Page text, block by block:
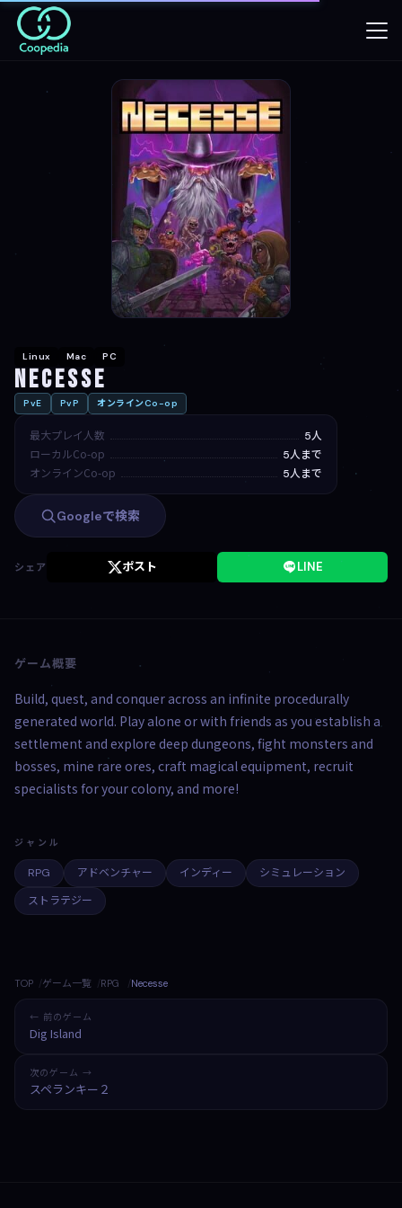
Linux Mac PC
Necesse
PvE PvP オンラインCo-op
最大プレイ人数 5人
ローカルCo-op 5人まで
オンラインCo-op 5人まで
Googleで検索
シェア ポスト LINE
ゲーム概要
Build, quest, and conquer across an infinite procedurally
generated world. Play alone or with friends as you establish a
settlement and explore deep dungeons, fight monsters and
bosses, mine rare ores, craft magical equipment, recruit
specialists for your colony, and more!
ジャンル
RPG アドベンチャー インディー
シミュレーション
ストラテジー
TOP ゲーム一覧 RPG Necesse
← 前のゲーム
Dig Island
次のゲーム →
スペランキー２